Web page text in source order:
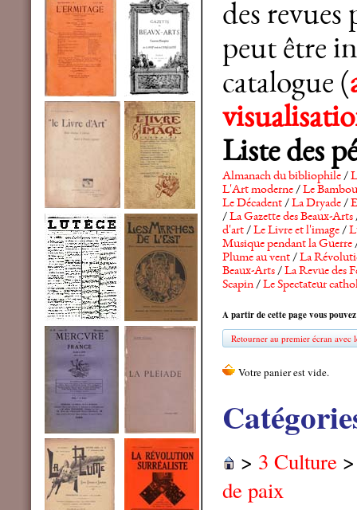
des revues
peut être
catalogue (
Liste des
Almanach du bibliophile/
L'Art moderne/Le Bambou
Le Décadent/La Dryade/
/La Gazette des Beaux-Arts
d'art/Le Livre et l'image/
Musique pendant la Guerre
Plume au vent/La
Beaux-Arts/La Revue des
Scapin/Le Spectateur
A partir de cette page vous
Retourner au premier écran avec
> 3 Culture
de paix